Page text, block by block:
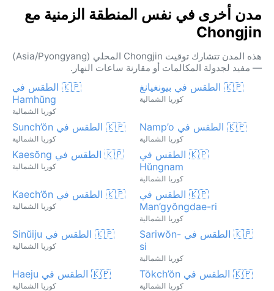
مدن أخرى في نفس المنطقة الزمنية مع
Chongjin
هذه المدن تتشارك توقيت Chongjin المحلي (Asia/Pyongyang)
— مفيد لجدولة المكالمات أو مقارنة ساعات النهار.
🇰🇵 الطقس في بيونغيانغ
كوريا الشمالية
🇰🇵 الطقس في
Hamhŭng
كوريا الشمالية
🇰🇵 الطقس في Namp’o
كوريا الشمالية
🇰🇵 الطقس في Sunch’ŏn
كوريا الشمالية
🇰🇵 الطقس في
Hŭngnam
كوريا الشمالية
🇰🇵 الطقس في Kaesŏng
كوريا الشمالية
🇰🇵 الطقس في
Man’gyŏngdae-ri
كوريا الشمالية
🇰🇵 الطقس في Kaech’ŏn
كوريا الشمالية
🇰🇵 الطقس في Sariwŏn-
si
كوريا الشمالية
🇰🇵 الطقس في Sinŭiju
كوريا الشمالية
🇰🇵 الطقس في Tŏkch’ŏn
كوريا الشمالية
🇰🇵 الطقس في Haeju
كوريا الشمالية